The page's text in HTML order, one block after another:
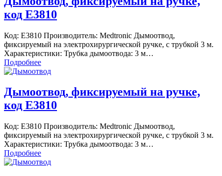
код Е3810
Код: Е3810 Производитель: Medtronic Дымоотвод,
фиксируемый на электрохирургической ручке, с трубкой 3 м.
Характеристики: Трубка дымоотвода: 3 м…
Подробнее
Дымоотвод, фиксируемый на ручке,
код Е3810
Код: Е3810 Производитель: Medtronic Дымоотвод,
фиксируемый на электрохирургической ручке, с трубкой 3 м.
Характеристики: Трубка дымоотвода: 3 м…
Подробнее